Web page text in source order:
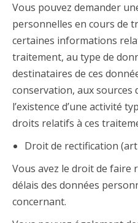
Vous pouvez demander
personnelles en cours de
certaines informations
traitement, au type de
destinataires de ces
conservation, aux sources
l’existence d’une activité
droits relatifs à ces
Droit de rectification
Vous avez le droit de faire
délais des données
concernant.